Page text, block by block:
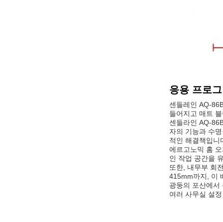
응용 프로
센들레인 AQ-
들어지고 매트
센들라인 AQ-
자의 기능과 수
적인 해결책입니
에르고노믹 홈
인 작업 공간을
또한, 내무부 회
415mm까지, 이
광둥의 포산에서
여러 사무실 설